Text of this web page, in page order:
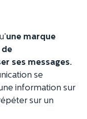
une marque
de
ses messages.
se
information sur
sur un